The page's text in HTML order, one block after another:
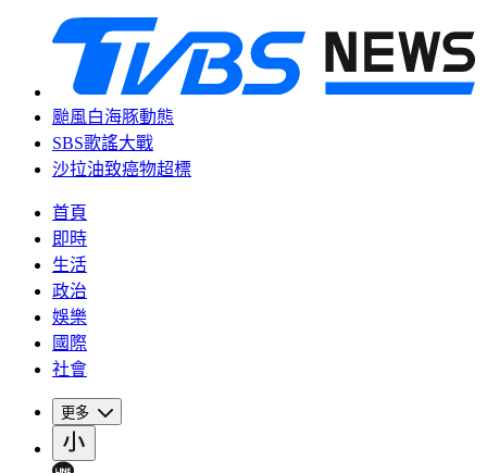
颱風白海豚動態
SBS歌謠大戰
沙拉油致癌物超標
首頁
即時
生活
政治
娛樂
國際
社會
更多